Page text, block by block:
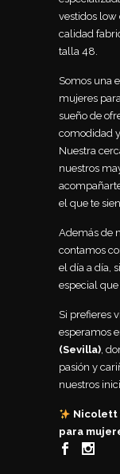
vestidos low
calidad
talla 48.
Somos una
mujeres
sueño de
comodidad
Nuestra
nuestros
el que te
Además de
contamos
el día a día,
especial
Si prefieres
esperamos
(Sevilla),
pasión y
nuestros
Nicolett
para